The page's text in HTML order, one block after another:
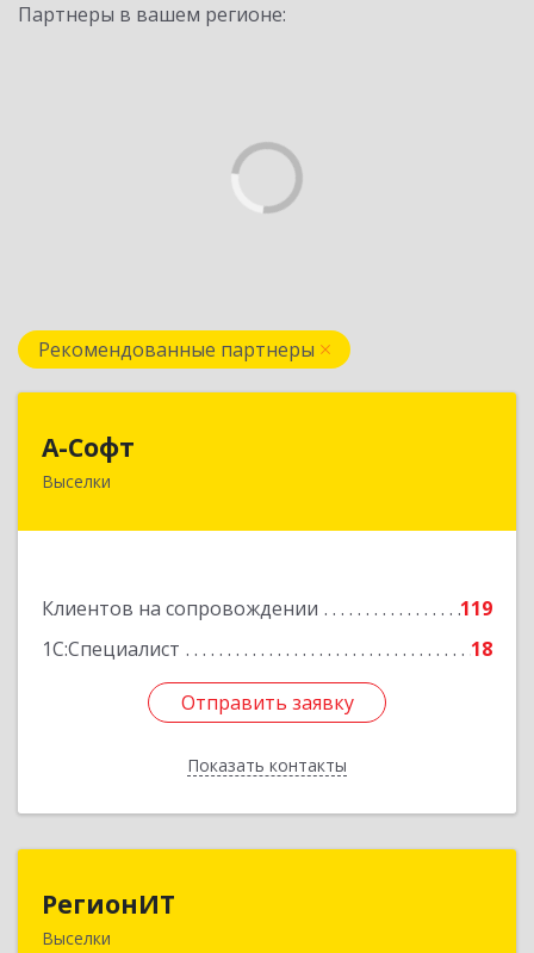
Партнеры в вашем регионе:
Рекомендованные партнеры
А-Софт
Выселки
Клиентов на сопровождении
119
1С:Специалист
18
Отправить заявку
Показать контакты
353100, Краснодарский край, Выселковский
Отправить заявку
Назад
РегионИТ
Выселки